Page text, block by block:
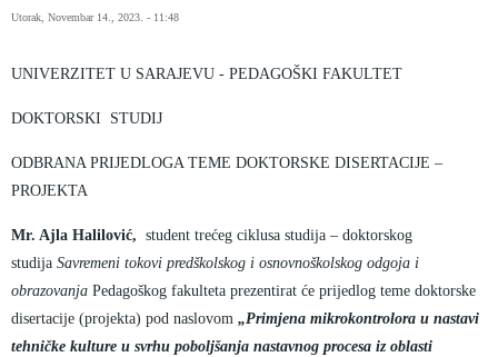
Utorak, Novembar 14., 2023. - 11:48
UNIVERZITET U SARAJEVU - PEDAGOŠKI FAKULTET
DOKTORSKI STUDIJ
ODBRANA PRIJEDLOGA TEME DOKTORSKE DISERTACIJE –
PROJEKTA
Mr. Ajla Halilović, student trećeg ciklusa studija – doktorskog
studija Savremeni tokovi predškolskog i osnovnoškolskog odgoja i
obrazovanja Pedagoškog fakulteta prezentirat će prijedlog teme doktorske
disertacije (projekta) pod naslovom „Primjena mikrokontrolora u nastavi
tehničke kulture u svrhu poboljšanja nastavnog procesa iz oblasti